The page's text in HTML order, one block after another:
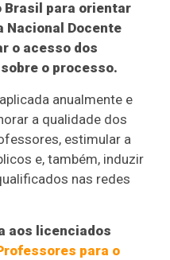
Brasil para orientar
Nacional Docente
o acesso dos
o processo.
anualmente e
a qualidade dos
estimular a
e, também, induzir
nas redes
aos licenciados
para o